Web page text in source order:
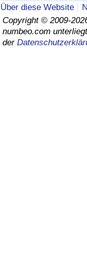
Über diese Website
Copyright © 2009-
numbeo.com
der
Kriminalitäts-Index
Kriminalitätsindex